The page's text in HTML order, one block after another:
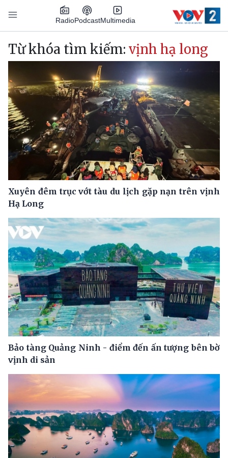
Nhảy đến nội dung
RadioPodcastMultimedia
Main navigation
Từ khóa tìm kiếm: vịnh hạ long
Xuyên đêm trục vớt tàu du lịch gặp nạn trên vịnh
Hạ Long
Bảo tàng Quảng Ninh - điểm đến ấn tượng bên bờ
vịnh di sản